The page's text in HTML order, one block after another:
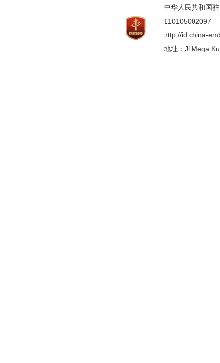
中华人民共和国
110105002097
http://id.china-
地址：Jl.Mega